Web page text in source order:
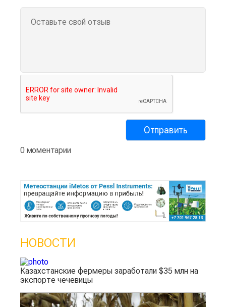
0 моментарии
НОВОСТИ
Казахстанские фермеры заработали $35 млн на
экспорте чечевицы